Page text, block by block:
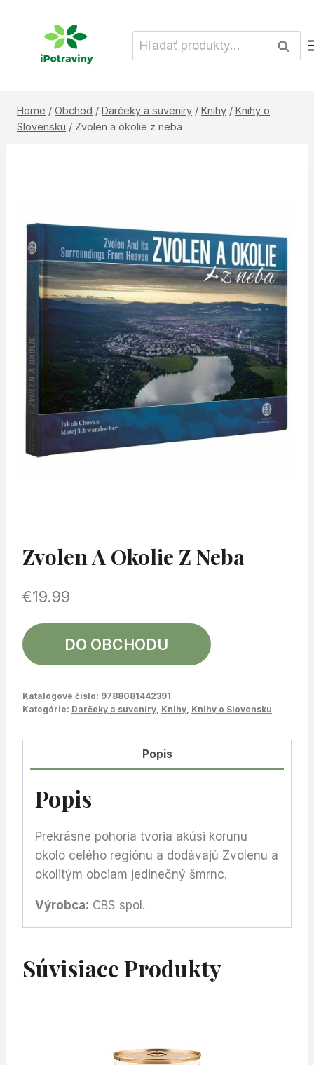
Hľadať:
Home / Obchod / Darčeky a suveníry / Knihy / Knihy o
Slovensku / Zvolen a okolie z neba
Zvolen A Okolie Z Neba
€19.99
DO OBCHODU
Katalógové číslo: 9788081442391
Kategórie: Darčeky a suveníry Knihy Knihy o Slovensku
Popis
Popis
Prekrásne pohoria tvoria akúsi korunu
okolo celého regiónu a dodávajú Zvolenu a
okolitým obciam jedinečný šmrnc.
Výrobca: CBS spol.
Súvisiace Produkty